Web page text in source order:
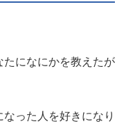
たになにかを教えたが
った人を好きになり